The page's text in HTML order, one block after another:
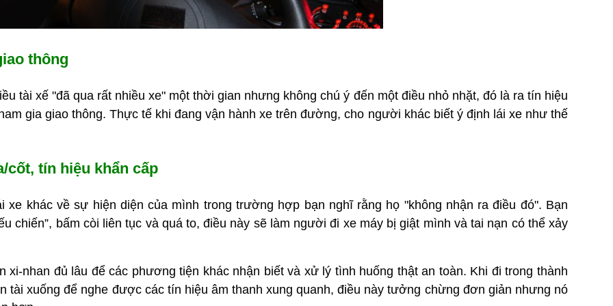
thông
tài xế "đã qua rất nhiều xe" một thời gian nhưng không chú ý đến một điều nhỏ nhặt, đó là ra tín hiệu
gia giao thông. Thực tế khi đang vận hành xe trên đường, cho người khác biết ý định lái xe như thế
cốt, tín hiệu khẩn cấp
xe khác về sự hiện diện của mình trong trường hợp bạn nghĩ rằng họ "không nhận ra điều đó". Bạn
chiến”, bấm còi liên tục và quá to, điều này sẽ làm người đi xe máy bị giật mình và tai nạn có thể xảy
xi-nhan đủ lâu để các phương tiện khác nhận biết và xử lý tình huống thật an toàn. Khi đi trong thành
tài xuống để nghe được các tín hiệu âm thanh xung quanh, điều này tưởng chừng đơn giản nhưng nó